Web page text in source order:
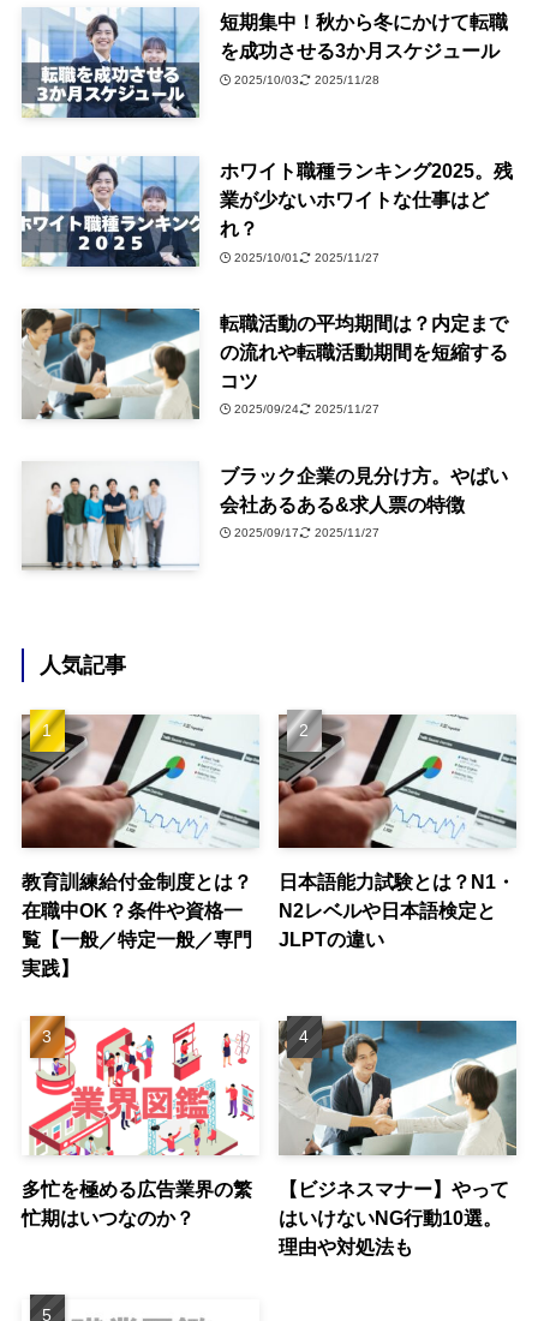
短期集中！秋から冬にかけて転職
を成功させる3か月スケジュール
2025/10/03 2025/11/28
ホワイト職種ランキング2025。残
業が少ないホワイトな仕事はど
れ？
2025/10/01 2025/11/27
転職活動の平均期間は？内定まで
の流れや転職活動期間を短縮する
コツ
2025/09/24 2025/11/27
ブラック企業の見分け方。やばい
会社あるある&求人票の特徴
2025/09/17 2025/11/27
人気記事
教育訓練給付金制度とは？
在職中OK？条件や資格一
覧【一般／特定一般／専門
実践】
日本語能力試験とは？N1・
N2レベルや日本語検定と
JLPTの違い
多忙を極める広告業界の繁
忙期はいつなのか？
【ビジネスマナー】やって
はいけないNG行動10選。
理由や対処法も